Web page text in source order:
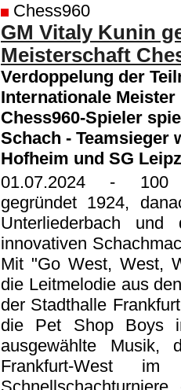
Chess960
GM Vitaly Kunin
Meisterschaft
Verdoppelung der
Internationale
Chess960-Spieler
Schach - Teamsieger
Hofheim und SG
01.07.2024 - 100
gegründet 1924,
Unterliederbach
innovativen
Mit "Go West, West,
die Leitmelodie aus
der Stadthalle
die Pet Shop Boys
ausgewählte Musik,
Frankfurt-West